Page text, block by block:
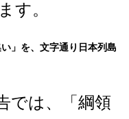
す。
」を、文字通り日本列島
では、「綱領